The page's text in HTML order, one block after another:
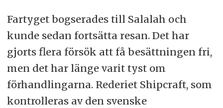
Fartyget bogserades till Salalah och
kunde sedan fortsätta resan. Det har
gjorts flera försök att få besättningen fri,
men det har länge varit tyst om
förhandlingarna. Rederiet Shipcraft, som
kontrolleras av den svenske